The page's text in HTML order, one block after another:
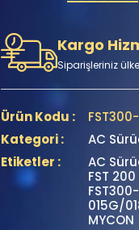
Kargo
Siparişleriniz
Ürün Kodu :
Kategori :
AC
Etiketler :
AC
FST
015G/
MYCON